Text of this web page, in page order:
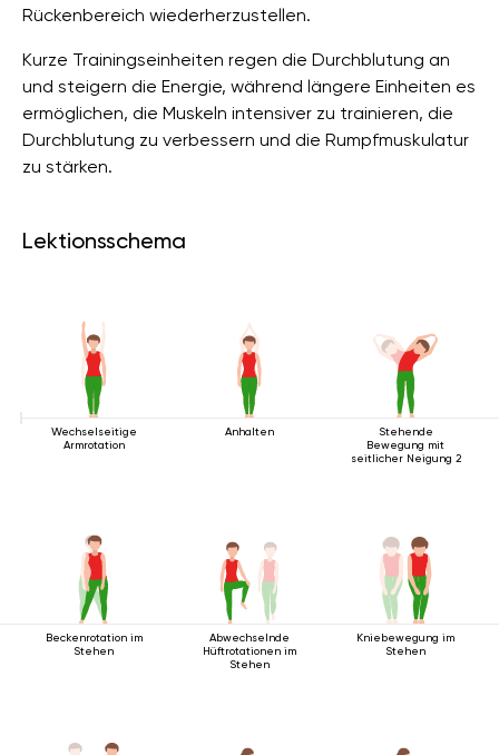
Rückenbereich wiederherzustellen.
Kurze Trainingseinheiten regen die Durchblutung an
und steigern die Energie, während längere Einheiten es
ermöglichen, die Muskeln intensiver zu trainieren, die
Durchblutung zu verbessern und die Rumpfmuskulatur
zu stärken.
Lektionsschema
Wechselseitige
Armrotation
Anhalten
Stehende
Bewegung mit
seitlicher Neigung 2
Beckenrotation im
Stehen
Abwechselnde
Hüftrotationen im
Stehen
Kniebewegung im
Stehen